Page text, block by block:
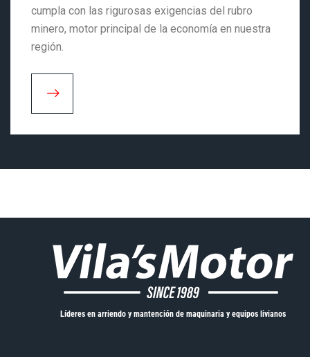
cumpla con las rigurosas exigencias del rubro
minero, motor principal de la economía en nuestra
región.
Líderes en arriendo y mantención de maquinaria y equipos livianos